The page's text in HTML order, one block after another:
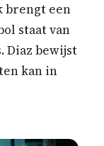
brengt een
staat van
Diaz bewijst
kan in